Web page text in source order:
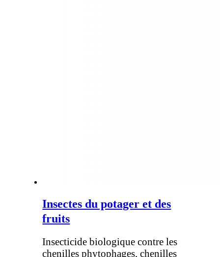
Insectes du potager et des
fruits
Insecticide biologique contre les
chenilles phytophages, chenilles